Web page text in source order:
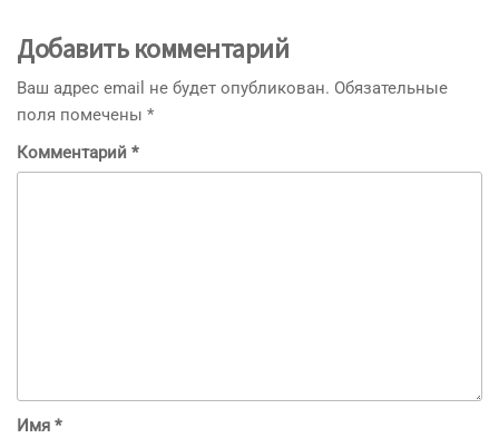
Добавить комментарий
Ваш адрес email не будет опубликован. Обязательные
поля помечены *
Комментарий *
Имя *